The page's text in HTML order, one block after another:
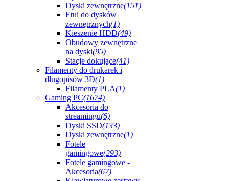
Dyski zewnętrzne(151)
Etui do dysków
zewnętrznych(1)
Kieszenie HDD(49)
Obudowy zewnętrzne
na dyski(95)
Stacje dokujące(41)
Filamenty do drukarek i
długopisów 3D(1)
Filamenty PLA(1)
Gaming PC(1674)
Akcesoria do
streamingu(6)
Dyski SSD(133)
Dyski zewnętrzne(1)
Fotele
gamingowe(293)
Fotele gamingowe -
Akcesoria(67)